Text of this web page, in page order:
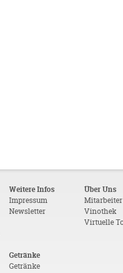
Weitere Infos
Impressum
Newsletter
Über Uns
Mitarbeiter
Vinothek
Virtuelle
Getränke
Getränke